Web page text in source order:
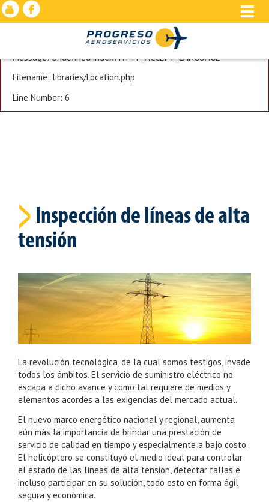
A PHP Error was encountered
Message: Undefined index: HTTP_ACCEPT_LANGUAGE
Filename: libraries/Location.php
Line Number: 6
Toggle
> Inspección de líneas de alta
tensión
La revolución tecnológica, de la cual somos testigos, invade
todos los ámbitos. El servicio de suministro eléctrico no
escapa a dicho avance y como tal requiere de medios y
elementos acordes a las exigencias del mercado actual.
El nuevo marco energético nacional y regional, aumenta
aún más la importancia de brindar una prestación de
servicio de calidad en tiempo y especialmente a bajo costo.
El helicóptero se constituyó el medio ideal para controlar
el estado de las líneas de alta tensión, detectar fallas e
incluso participar en su solución, todo esto en forma ágil
segura y económica.